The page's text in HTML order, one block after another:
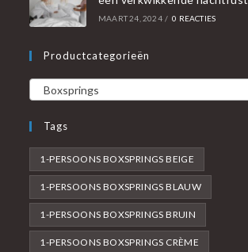
MAART 24, 2024 / 0 REACTIES
Productcategorieën
Boxsprings
Tags
1-PERSOONS BOXSPRINGS BEIGE
1-PERSOONS BOXSPRINGS BLAUW
1-PERSOONS BOXSPRINGS BRUIN
1-PERSOONS BOXSPRINGS CRÈME